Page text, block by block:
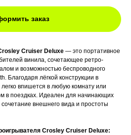
заказ
Cruiser Deluxe — это портативное
винила, сочетающее ретро-
и возможностью беспроводного
Благодаря лёгкой конструкции в
впишется в любую комнату или
в поездках. Идеален для начинающих
внешнего вида и простоты
Crosley Cruiser Deluxe: